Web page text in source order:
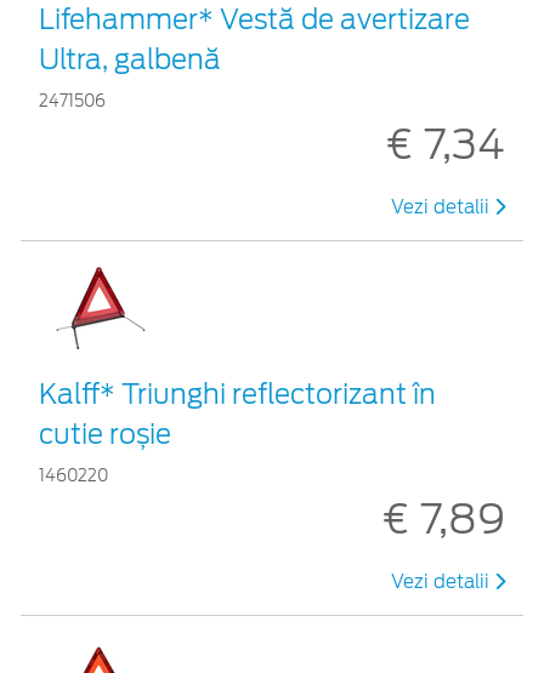
Lifehammer* Vestă de avertizare
Ultra, galbenă
2471506
€ 7,34
Vezi detalii
Kalff* Triunghi reflectorizant în
cutie roșie
1460220
€ 7,89
Vezi detalii